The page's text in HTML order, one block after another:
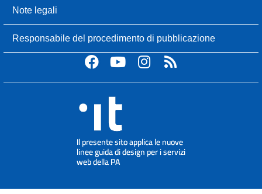
Note legali
Responsabile del procedimento di pubblicazione